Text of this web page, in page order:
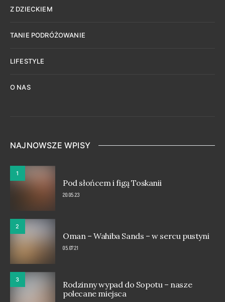
Z DZIECKIEM
TANIE PODRÓŻOWANIE
LIFESTYLE
O NAS
NAJNOWSZE WPISY
1
Pod słońcem i figą Toskanii
20.05.23
2
Oman – Wahiba Sands – w sercu pustyni
05.07.21
3
Rodzinny wypad do Sopotu – nasze
polecane miejsca